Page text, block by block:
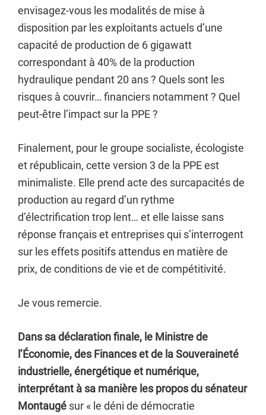
envisagez-vous les modalités de mise à
disposition par les exploitants actuels d’une
capacité de production de 6 gigawatt
correspondant à 40% de la production
hydraulique pendant 20 ans ? Quels sont les
risques à couvrir… financiers notamment ? Quel
peut-être l’impact sur la PPE ?
Finalement, pour le groupe socialiste, écologiste
et républicain, cette version 3 de la PPE est
minimaliste. Elle prend acte des surcapacités de
production au regard d’un rythme
d’électrification trop lent… et elle laisse sans
réponse français et entreprises qui s’interrogent
sur les effets positifs attendus en matière de
prix, de conditions de vie et de compétitivité.
Je vous remercie.
Dans sa déclaration finale, le Ministre de
l’Économie, des Finances et de la Souveraineté
industrielle, énergétique et numérique,
interprétant à sa manière les propos du sénateur
Montaugé sur « le déni de démocratie